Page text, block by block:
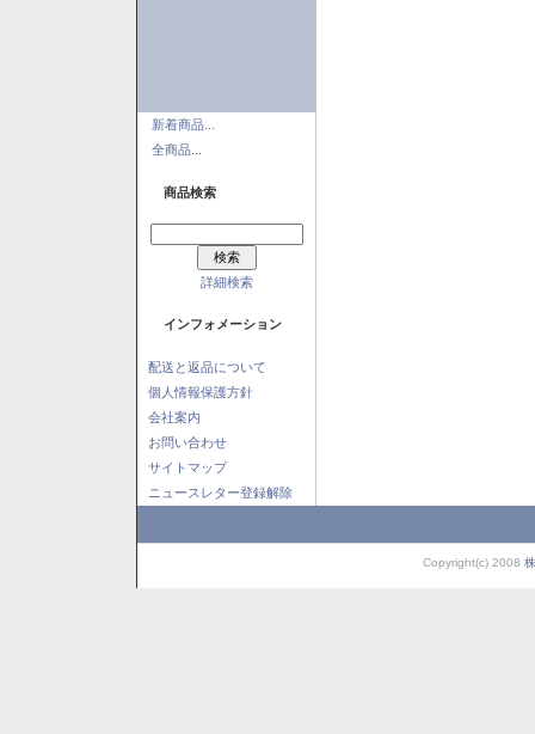
新着商品...
全商品...
商品検索
詳細検索
インフォメーション
配送と返品について
個人情報保護方針
会社案内
お問い合わせ
サイトマップ
ニュースレター登録解除
Copyright(c) 2008